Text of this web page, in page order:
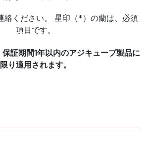
ください。
星印（*）の蘭は、必須
項目です。
保証期間1年以内のアジキューブ製品に
限り適用されます。